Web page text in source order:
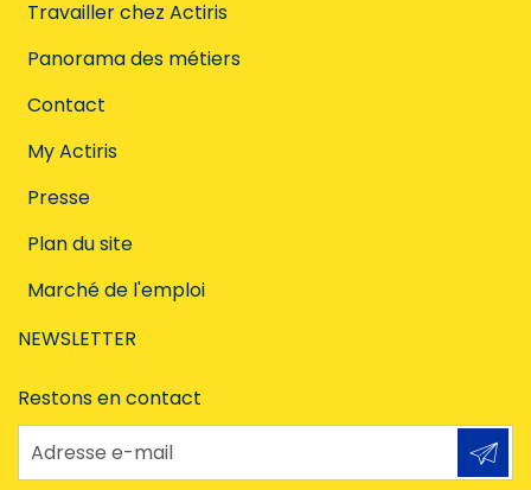
Travailler chez Actiris
Panorama des métiers
Contact
My Actiris
Presse
Plan du site
Marché de l'emploi
NEWSLETTER
Restons en contact
Adresse e-mail